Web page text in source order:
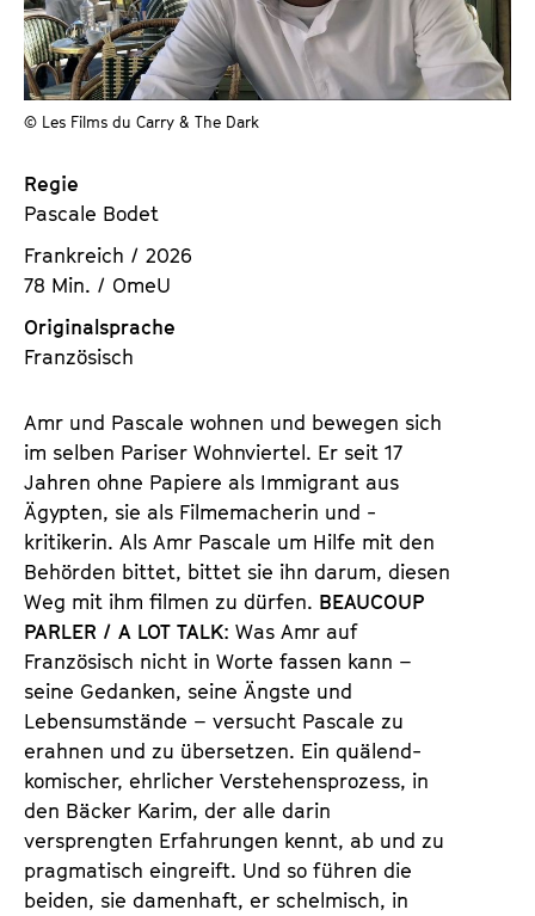
t
u
t
e
V
.
© Les Films du Carry & The Dark
Regie
Pascale Bodet
Frankreich / 2026
78 Min. / OmeU
Originalsprache
Französisch
Amr und Pascale wohnen und bewegen sich
im selben Pariser Wohnviertel. Er seit 17
Jahren ohne Papiere als Immigrant aus
Ägypten, sie als Filmemacherin und -
kritikerin. Als Amr Pascale um Hilfe mit den
Behörden bittet, bittet sie ihn darum, diesen
Weg mit ihm filmen zu dürfen. BEAUCOUP
PARLER / A LOT TALK: Was Amr auf
Französisch nicht in Worte fassen kann –
seine Gedanken, seine Ängste und
Lebensumstände – versucht Pascale zu
erahnen und zu übersetzen. Ein quälend-
komischer, ehrlicher Verstehensprozess, in
den Bäcker Karim, der alle darin
versprengten Erfahrungen kennt, ab und zu
pragmatisch eingreift. Und so führen die
beiden, sie damenhaft, er schelmisch, in